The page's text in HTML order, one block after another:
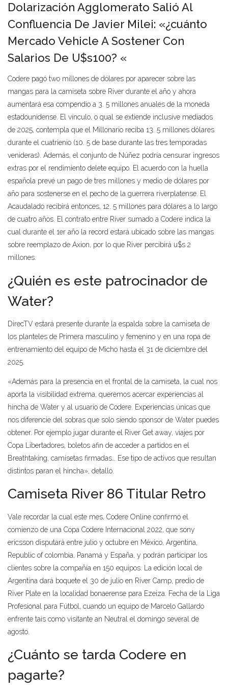
Dolarización Agglomerato Salió Al
Confluencia De Javier Milei: «¿cuánto
Mercado Vehicle A Sostener Con
Salarios De U$s100? «
Codere pagó two millones de dólares por aparecer sobre las
mangas para la camiseta sobre River durante el año y ahora
aumentará esa compendio a 3. 5 millones anuales de la moneda
estadounidense. El vínculo, o qual se extiende inclusive mediados
de 2025, contempla que el Millonario reciba 13. 5 millones dólares
durante el cuatrienio (10. 5 de base durante las tres temporadas
venideras). Además, el conjunto de Núñez podría censurar ingresos
extras por el rendimiento delete equipo. El acuerdo con la huella
española prevé un pago de tres millones y medio de dólares por
año para sostenerse en el pecho de la guerrera riverplatense. El
Acaudalado recibirá entonces, 12. 5 millones para dólares a lo largo
de cuatro años. El contrato entre River sumado a Codere indica la
cual durante el 1er año la record estará ubicado sobre las mangas
sobre reemplazo de Axion, por lo que River percibirá u$s 2
millones.
¿Quién es este patrocinador de
Water?
DirecTV estará presente durante la espalda sobre la camiseta de
los planteles de Primera masculino y femenino y en una ropa de
entrenamiento del equipo de Micho hasta el 31 de diciembre del
2025.
«Además para la presencia en el frontal de la camiseta, la cual nos
aporta la visibilidad extrema, queremos acercar experiencias al
hincha de Water y al usuario de Codere. Experiencias únicas que
nos diferencie del sobras que solo siendo sponsor de Water puedes
obtener. Por ejemplo jugar durante el River Get away, viajes por
Copa Libertadores, boletos afin de acceder a partidos en el
Breathtaking, camisetas firmadas… Ese tipo de activos que resultan
distintos paran el hincha», detalló.
Camiseta River 86 Titular Retro
Vale recordar la cual este mes, Codere Online confirmó el
comienzo de una Copa Codere Internacional 2022, que sony
ericsson disputará entre julio y octubre en México, Argentina,
Republic of colombia, Panamá y España, y podrán participar los
clientes sobre la compañía en 150 equipos. La edición local de
Argentina dará boquete el 30 de julio en River Camp, predio de
River Plate en la localidad bonaerense para Ezeiza. Fecha de la Liga
Profesional para Fútbol, cuando un equipo de Marcelo Gallardo
enfrente tais como visitante an Neutral el domingo several de
agosto.
¿Cuánto se tarda Codere en
pagarte?